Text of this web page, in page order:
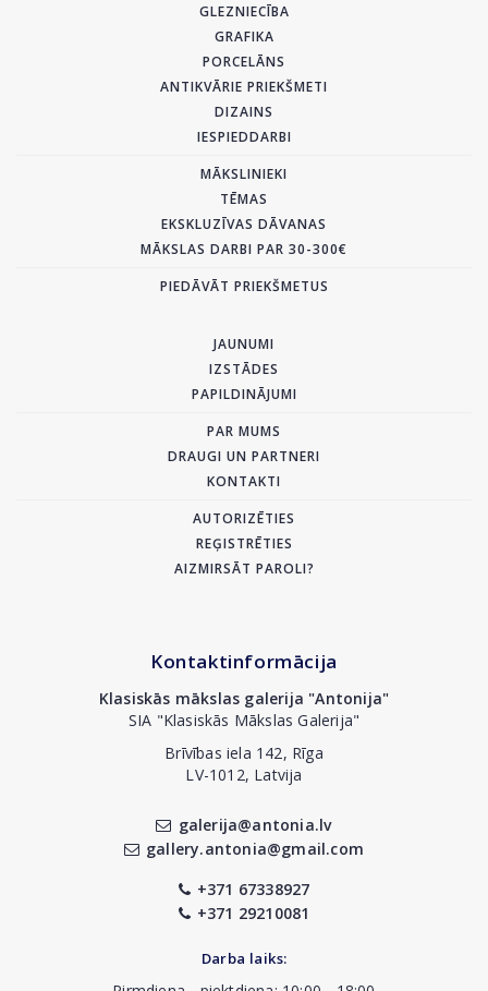
GLEZNIECĪBA
GRAFIKA
PORCELĀNS
ANTIKVĀRIE PRIEKŠMETI
DIZAINS
IESPIEDDARBI
MĀKSLINIEKI
TĒMAS
EKSKLUZĪVAS DĀVANAS
MĀKSLAS DARBI PAR 30-300€
PIEDĀVĀT PRIEKŠMETUS
JAUNUMI
IZSTĀDES
PAPILDINĀJUMI
PAR MUMS
DRAUGI UN PARTNERI
KONTAKTI
AUTORIZĒTIES
REĢISTRĒTIES
AIZMIRSĀT PAROLI?
Kontaktinformācija
Klasiskās mākslas galerija "Antonija"
SIA "Klasiskās Mākslas Galerija"
Brīvības iela 142, Rīga
LV-1012, Latvija
galerija@antonia.lv
gallery.antonia@gmail.com
+371 67338927
+371 29210081
Darba laiks: